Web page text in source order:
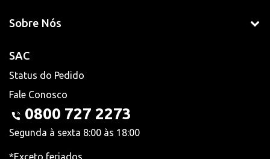
Sobre Nós
SAC
Status do Pedido
Fale Conosco
0800 727 2273
Segunda à sexta 8:00 às 18:00
*Exceto feriados